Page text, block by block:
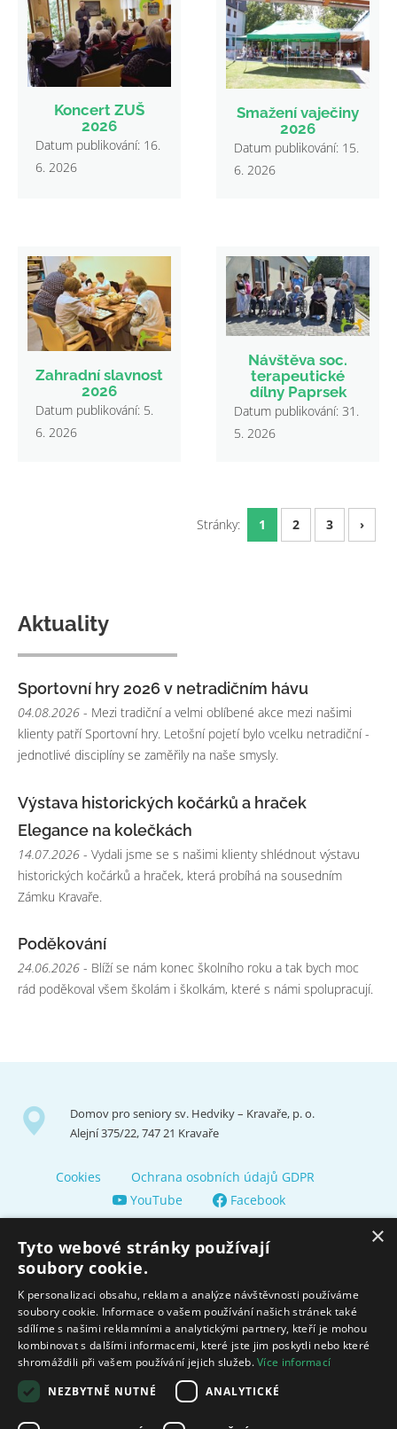
Koncert ZUŠ
2026
Datum publikování: 16.
6. 2026
Smažení vaječiny
2026
Datum publikování: 15.
6. 2026
Zahradní slavnost
2026
Datum publikování: 5.
6. 2026
Návštěva soc.
terapeutické
dílny Paprsek
Datum publikování: 31.
5. 2026
Stránky: 1 2 3 ›
Aktuality
Sportovní hry 2026 v netradičním hávu
04.08.2026 - Mezi tradiční a velmi oblíbené akce mezi našimi
klienty patří Sportovní hry. Letošní pojetí bylo vcelku netradiční -
jednotlivé disciplíny se zaměřily na naše smysly.
Výstava historických kočárků a hraček
Elegance na kolečkách
14.07.2026 - Vydali jsme se s našimi klienty shlédnout výstavu
historických kočárků a hraček, která probíhá na sousedním
Zámku Kravaře.
Poděkování
24.06.2026 - Blíží se nám konec školního roku a tak bych moc
rád poděkoval všem školám i školkám, které s námi spolupracují.
Domov pro seniory sv. Hedviky – Kravaře, p. o.
Alejní 375/22, 747 21 Kravaře
Cookies
Ochrana osobních údajů GDPR
YouTube
Facebook
Zřizuje a finančně nás podporuje Město Kravaře
Moravskoslezský kraj poskytuje dotaci na zajištění sociálních
služeb.
×
Tyto webové stránky používají
soubory cookie.
K personalizaci obsahu, reklam a analýze návštěvnosti používáme
soubory cookie. Informace o vašem používání našich stránek také
sdílíme s našimi reklamními a analytickými partnery, kteří je mohou
kombinovat s dalšími informacemi, které jste jim poskytli nebo které
shromáždili při vašem používání jejich služeb.Více informací
NEZBYTNĚ NUTNÉ
ANALYTICKÉ